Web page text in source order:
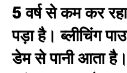
To subscribe, simply enter
or click the subscribe button
your privacy and won't
safe with us.
5 वर्ष से कम कर
पड़ा है। ब्लीचिंग
डेम से पानी आता